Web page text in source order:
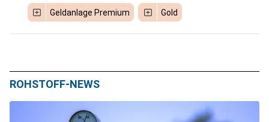
Geldanlage Premium Gold
ROHSTOFF-NEWS